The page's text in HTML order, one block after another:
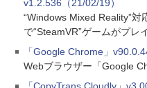
v1.2.536（21/02/19）
“Windows Mixed Reality”対
で“SteamVR”ゲームがプレ
「Google Chrome」
Webブラウザー「Google